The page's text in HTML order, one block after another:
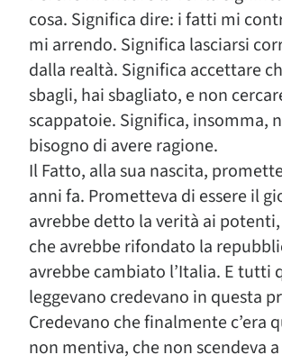
cosa. Significa dire: i fatti mi
mi arrendo. Significa lasciarsi
dalla realtà. Significa accettare
sbagli, hai sbagliato, e non
scappatoie. Significa, insomma,
bisogno di avere ragione.
Il Fatto, alla sua nascita,
anni fa. Prometteva di essere il
avrebbe detto la verità ai
che avrebbe rifondato la
avrebbe cambiato l’Italia. E tutti
leggevano credevano in questa
Credevano che finalmente c’era
non mentiva, che non scendeva a